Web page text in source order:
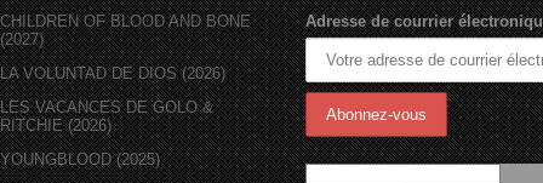
CHILDREN OF BLOOD AND BONE
(2027)
LA VOLUNTAD DE DIOS (2026)
LES VACANCES DE GOLO &
RITCHIE (2026)
YOUNGBLOOD (2025)
Adresse de courrier